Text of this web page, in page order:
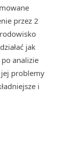
przez 2
jak
analizie
problemy
i